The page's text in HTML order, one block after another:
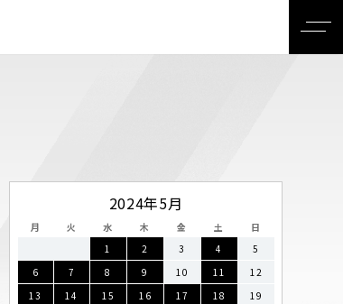
2024年5月
月 火 水 木 金 土
日
1
2 3 4
5
6
7 8 9 10 11
12
13
14 15 16 17 18
19